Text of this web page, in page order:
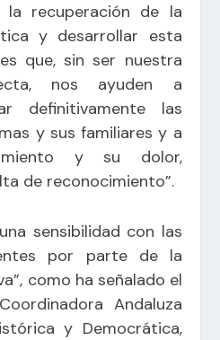
la recuperación de la
y desarrollar esta
que, sin ser nuestra
nos ayuden a
definitivamente las
y sus familiares y a
y su dolor,
de reconocimiento”.
sensibilidad con las
por parte de la
como ha señalado el
Andaluza
y Democrática,